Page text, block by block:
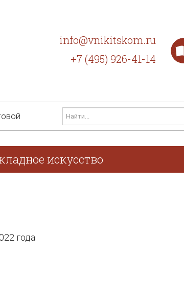
info@vnikitskom.ru
+7 (495) 926-41-14
искусство
года